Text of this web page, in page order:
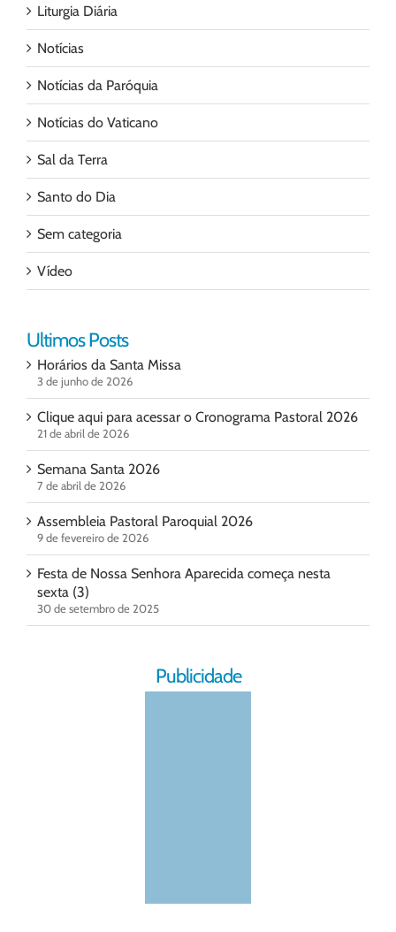
Liturgia Diária
Notícias
Notícias da Paróquia
Notícias do Vaticano
Sal da Terra
Santo do Dia
Sem categoria
Vídeo
Ultimos Posts
Horários da Santa Missa
3 de junho de 2026
Clique aqui para acessar o Cronograma Pastoral 2026
21 de abril de 2026
Semana Santa 2026
7 de abril de 2026
Assembleia Pastoral Paroquial 2026
9 de fevereiro de 2026
Festa de Nossa Senhora Aparecida começa nesta
sexta (3)
30 de setembro de 2025
Publicidade